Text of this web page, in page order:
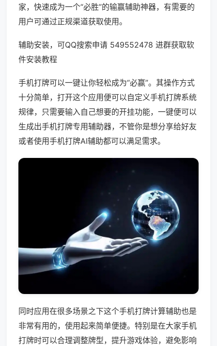
家，快速成为一个“必胜”的输赢辅助神器，有需要的
用户可通过正规渠道获取使用。
辅助安装，可QQ搜索申请 549552478 进群获取软
件安装教程
手机打牌可以一键让你轻松成为“必赢”。其操作方式
十分简单，打开这个应用便可以自定义手机打牌系统
规律，只需要输入自己想要的开挂功能，一键便可以
生成出手机打牌专用辅助器，不管你是想分享给好友
或者使用手机打牌AI辅助都可以满足需求。
同时应用在很多场景之下这个手机打牌计算辅助也是
非常有用的，使用起来简单便捷。特别是在大家手机
打牌时可以合理调整牌型，提升游戏体验，避免影响